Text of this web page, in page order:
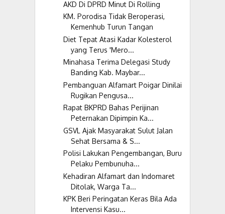
AKD Di DPRD Minut Di Rolling
KM. Porodisa Tidak Beroperasi,
Kemenhub Turun Tangan
Diet Tepat Atasi Kadar Kolesterol
yang Terus 'Mero...
Minahasa Terima Delegasi Study
Banding Kab. Maybar...
Pembanguan Alfamart Poigar Dinilai
Rugikan Pengusa...
Rapat BKPRD Bahas Perijinan
Peternakan Dipimpin Ka...
GSVL Ajak Masyarakat Sulut Jalan
Sehat Bersama & S...
Polisi Lakukan Pengembangan, Buru
Pelaku Pembunuha...
Kehadiran Alfamart dan Indomaret
Ditolak, Warga Ta...
KPK Beri Peringatan Keras Bila Ada
Intervensi Kasu...